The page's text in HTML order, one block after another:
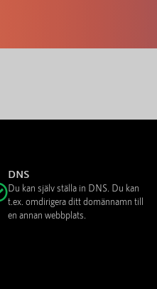
DNS
Du kan själv ställa in DNS. Du kan
t.ex. omdirigera ditt domännamn till
en annan webbplats.